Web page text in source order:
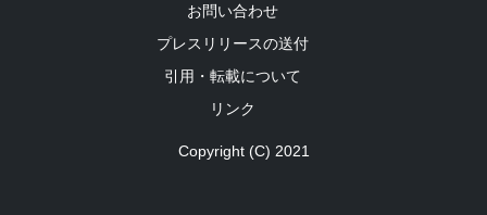
お問い合わせ
プレスリリースの送付
引用・転載について
リンク
Copyright (C) 2021